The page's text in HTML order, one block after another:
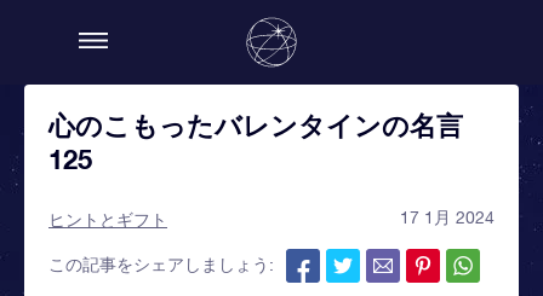
心のこもったバレンタインの名言
125
ヒントとギフト 17 1月 2024
この記事をシェアしましょう: